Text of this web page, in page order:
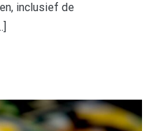
inclusief de